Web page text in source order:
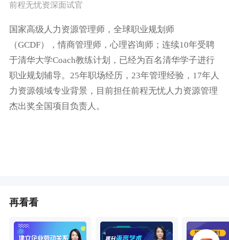
前程无忧资深面试官
国家高级人力资源管理师，全球职业规划师
（GCDF），情商管理师，心理咨询师；连续10年受聘
于清华大学Coach教练计划，已经为百名清华学子进行
职业规划辅导。25年职场经历，23年管理经验，17年人
力资源领域专业背景，目前担任前程无忧人力资源管理
杰出奖全国项目负责人。
再看看